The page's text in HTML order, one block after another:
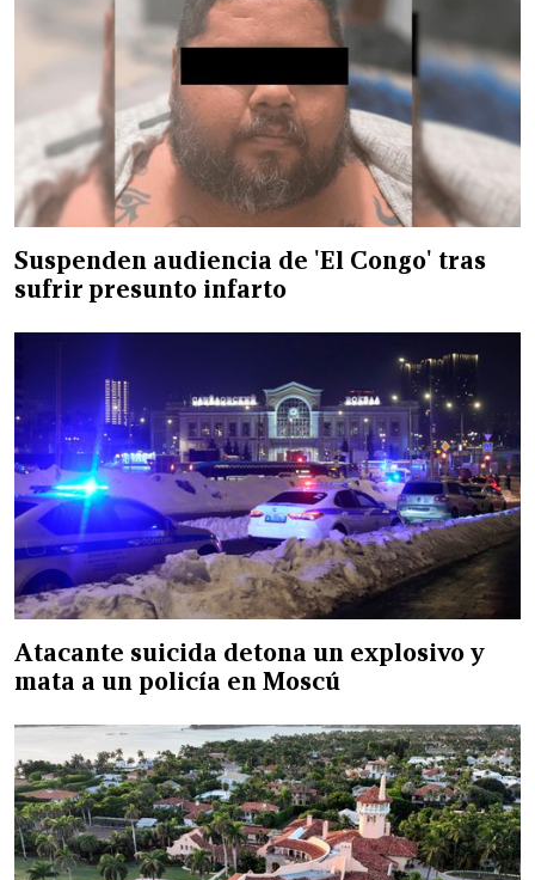
Suspenden audiencia de 'El Congo' tras
sufrir presunto infarto
Atacante suicida detona un explosivo y
mata a un policía en Moscú